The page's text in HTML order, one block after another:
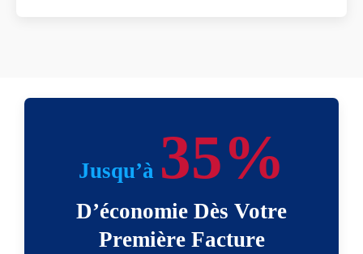
Jusqu’à 35%
D’économie Dès Votre
Première Facture